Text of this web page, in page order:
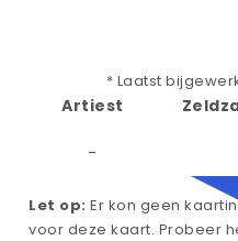
* Laatst
Artiest
-
Let op: Er kon geen
voor deze kaart. Probeer